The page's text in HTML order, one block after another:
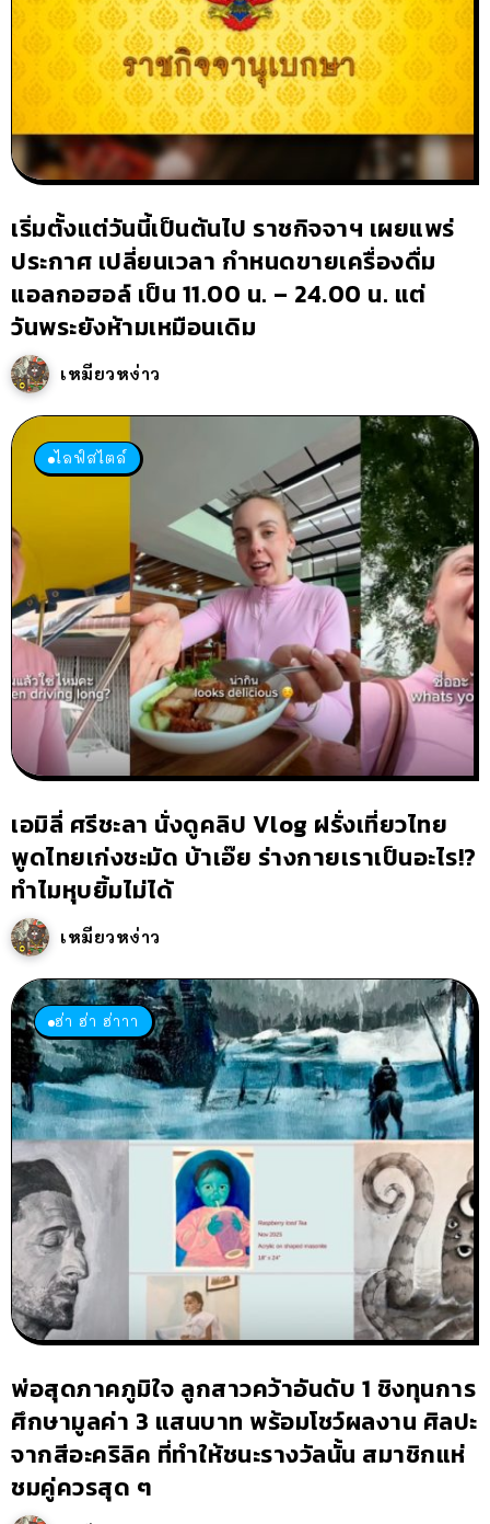
เริ่มตั้งแต่วันนี้เป็นต้นไป ราชกิจจาฯ เผยแพร่
ประกาศ เปลี่ยนเวลา กำหนดขายเครื่องดื่ม
แอลกอฮอล์ เป็น 11.00 น. – 24.00 น. แต่
วันพระยังห้ามเหมือนเดิม
เหมียวหง่าว
ไลฟ์สไตล์
เอมิลี่ ศรีชะลา นั่งดูคลิป Vlog ฝรั่งเที่ยวไทย
พูดไทยเก่งชะมัด บ้าเอ๊ย ร่างกายเราเป็นอะไร!?
ทำไมหุบยิ้มไม่ได้
เหมียวหง่าว
ฮ่า ฮ่า ฮ่าาา
พ่อสุดภาคภูมิใจ ลูกสาวคว้าอันดับ 1 ชิงทุนการ
ศึกษามูลค่า 3 แสนบาท พร้อมโชว์ผลงาน ศิลปะ
จากสีอะคริลิค ที่ทำให้ชนะรางวัลนั้น สมาชิกแห่
ชมคู่ควรสุด ๆ